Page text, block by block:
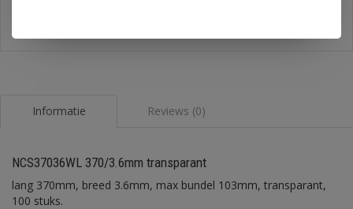
Informatie Reviews (0)
NCS37036WL 370/3.6mm transparant
lang 370mm, breed 3.6mm, max bundel 103mm, transparant,
100 stuks.